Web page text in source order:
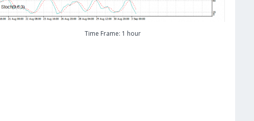
Time Frame: 1 hour